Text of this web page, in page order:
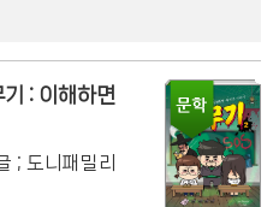
: 이해하면
; 도니패밀리